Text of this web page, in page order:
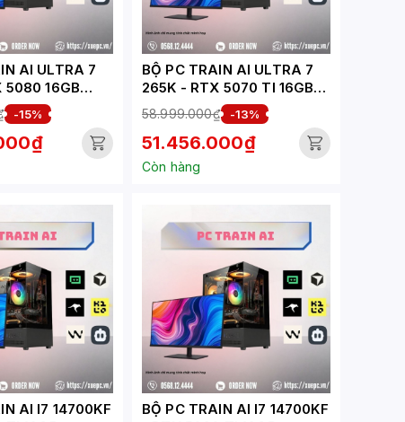
AI ULTRA 7
5080 16GB
TA)
-15%
BỘ PC TRAIN AI ULTRA 7
265K - RTX 5070 TI 16GB
(XUEPC311-TA)
58.999.000₫ -13%
51.456.000₫
Còn hàng
AI I7 14700KF
BỘ PC TRAIN AI I7 14700KF